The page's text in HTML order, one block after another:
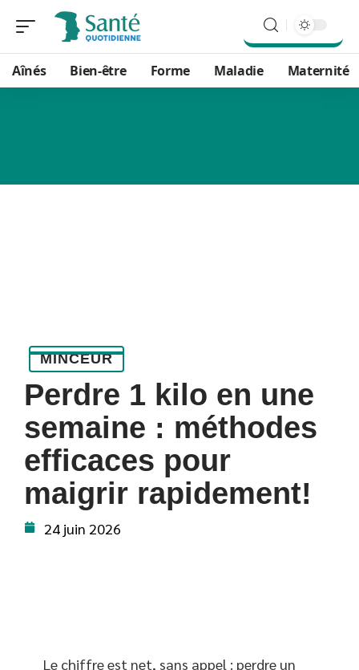
Aînés Bien-être Forme Maladie Maternité
MINCEUR
Perdre 1 kilo en une
semaine : méthodes
efficaces pour
maigrir rapidement!
24 juin 2026
Le chiffre est net, sans appel : perdre un